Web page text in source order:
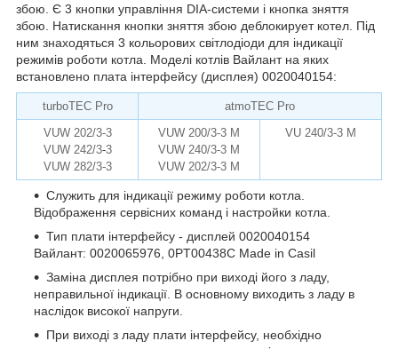
збою. Є 3 кнопки управління DIA-системи і кнопка зняття
збою. Натискання кнопки зняття збою деблокирует котел. Під
ним знаходяться 3 кольорових світлодіоди для індикації
режимів роботи котла. Моделі котлів Вайлант на яких
встановлено плата інтерфейсу (дисплея) 0020040154:
turboTEC Pro
atmoTEC Pro
VUW 202/3-3
VUW 242/3-3
VUW 282/3-3
VUW 200/3-3 M
VUW 240/3-3 M
VUW 202/3-3 M
VU 240/3-3 M
Служить для індикації режиму роботи котла.
Відображення сервісних команд і настройки котла.
Тип плати інтерфейсу - дисплей 0020040154
Вайлант: 0020065976, 0PT00438C Made in Casіl
Заміна дисплея потрібно при виході його з ладу,
неправильної індикації. В основному виходить з ладу в
наслідок високої напруги.
При виході з ладу плати інтерфейсу, необхідно